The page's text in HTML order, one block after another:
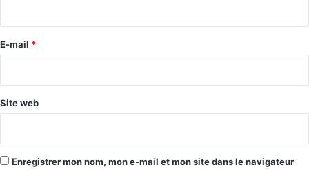
e
E-mail *
Site web
Enregistrer mon nom, mon e-mail et mon site dans le navigateur